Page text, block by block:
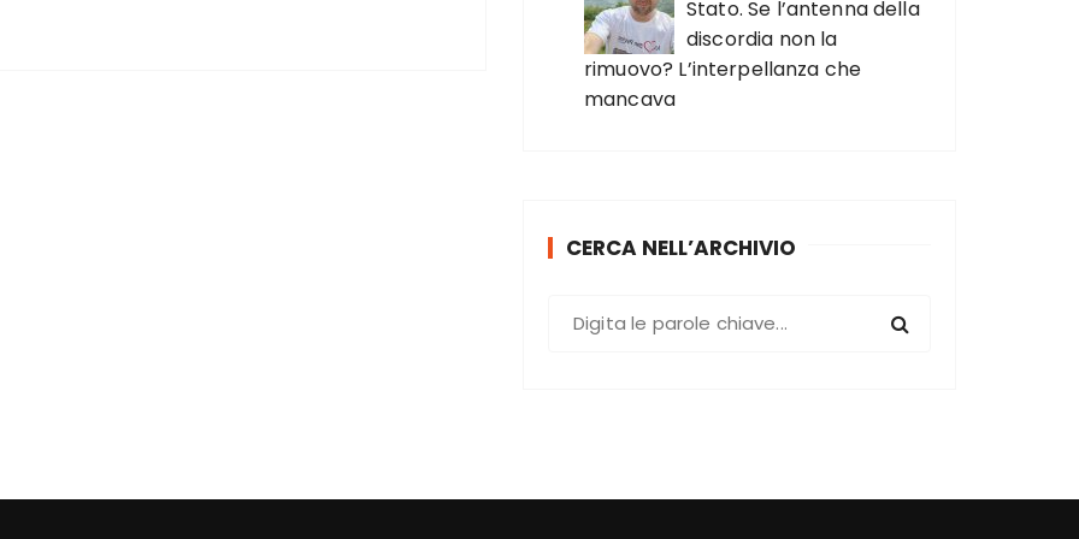
Stato. Se l’antenna della
discordia non la
rimuovo? L’interpellanza che
mancava
CERCA NELL’ARCHIVIO